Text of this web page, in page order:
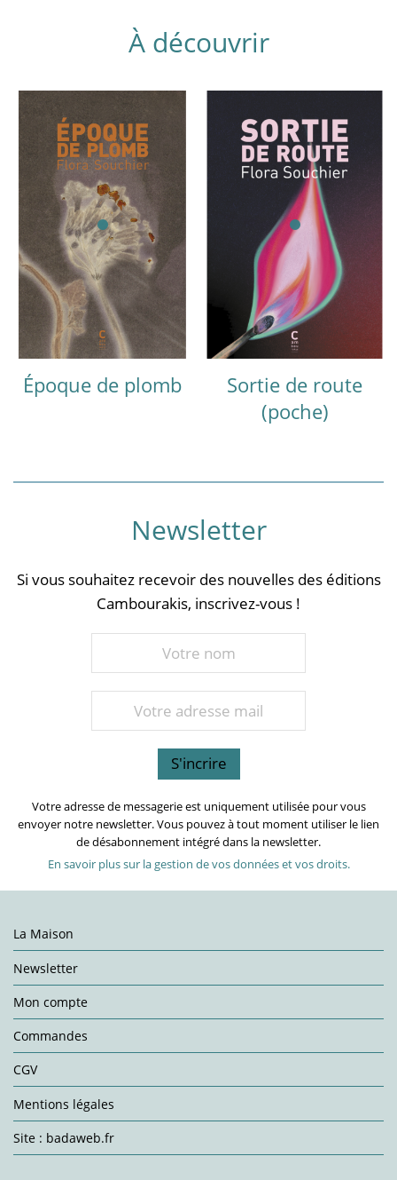
À découvrir
Époque de plomb
Sortie de route
(poche)
Newsletter
Si vous souhaitez recevoir des nouvelles des éditions
Cambourakis, inscrivez-vous !
Votre adresse de messagerie est uniquement utilisée pour vous
envoyer notre newsletter. Vous pouvez à tout moment utiliser le lien
de désabonnement intégré dans la newsletter.
En savoir plus sur la gestion de vos données et vos droits.
La Maison
Newsletter
Mon compte
Commandes
CGV
Mentions légales
Site : badaweb.fr